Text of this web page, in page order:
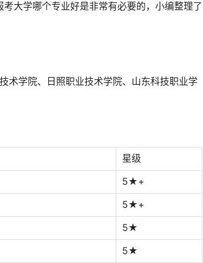
大学哪个专业好是非常有必要的，小编整理了
术学院、日照职业技术学院、山东科技职业学
星级
5★+
5★+
5★
5★